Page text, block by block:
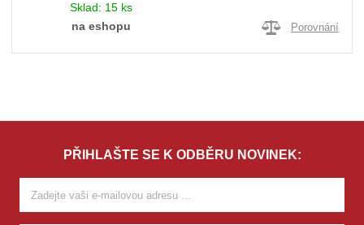
Sklad: 15 ks
na eshopu
Porovnání
PŘIHLAŠTE SE K ODBĚRU NOVINEK: